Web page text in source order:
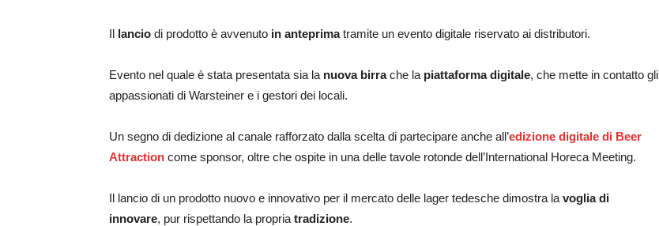
Il lancio di prodotto è avvenuto in anteprimatramite un evento digitale riservato ai distributori.
Evento nel quale è stata presentata sia la nuova birrache la piattaforma digitale, che mette in contatto gli
appassionati di Warsteiner e i gestori dei locali.
Un segno di dedizione al canale rafforzato dalla scelta di partecipare anche all’edizione digitale di Beer
Attraction come sponsor, oltre che ospite in una delle tavole rotonde dell’International Horeca Meeting.
Il lancio di un prodotto nuovo e innovativo per il mercato delle lager tedesche dimostra la voglia di
innovare, pur rispettando la propria tradizione.